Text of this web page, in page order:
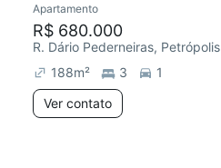
Apartamento
R$ 680.000
R. Dário Pederneiras, Petrópolis
188m² 3
1
Ver contato